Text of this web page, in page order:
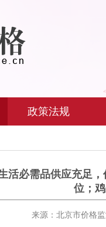
政策法规
活必需品供应充足
位；
来源：北京市价格